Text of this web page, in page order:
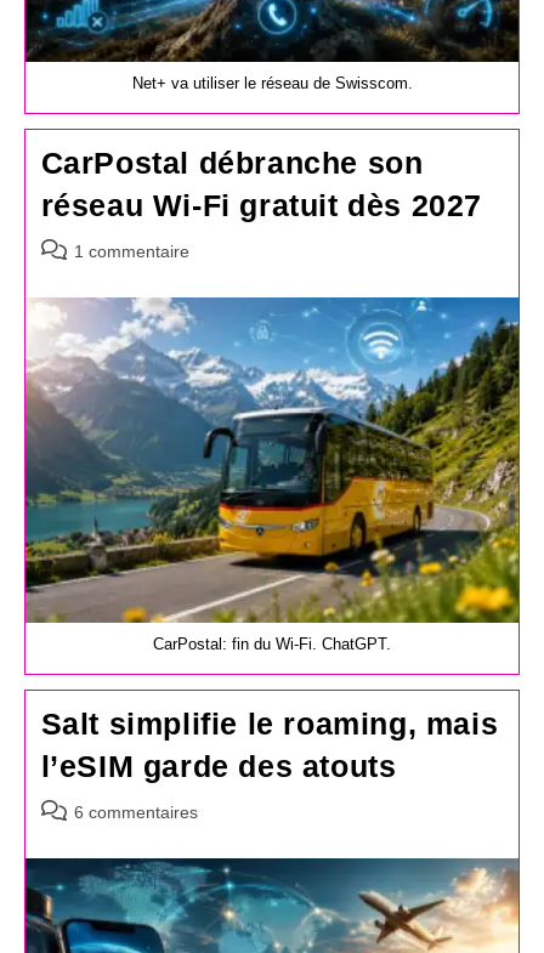
Net+ va utiliser le réseau de Swisscom.
CarPostal débranche son
réseau Wi-Fi gratuit dès 2027
Commentaires
la
publication :
1 commentaire
CarPostal: fin du Wi-Fi. ChatGPT.
Salt simplifie le roaming, mais
l’eSIM garde des atouts
Commentaires
la
publication :
6 commentaires